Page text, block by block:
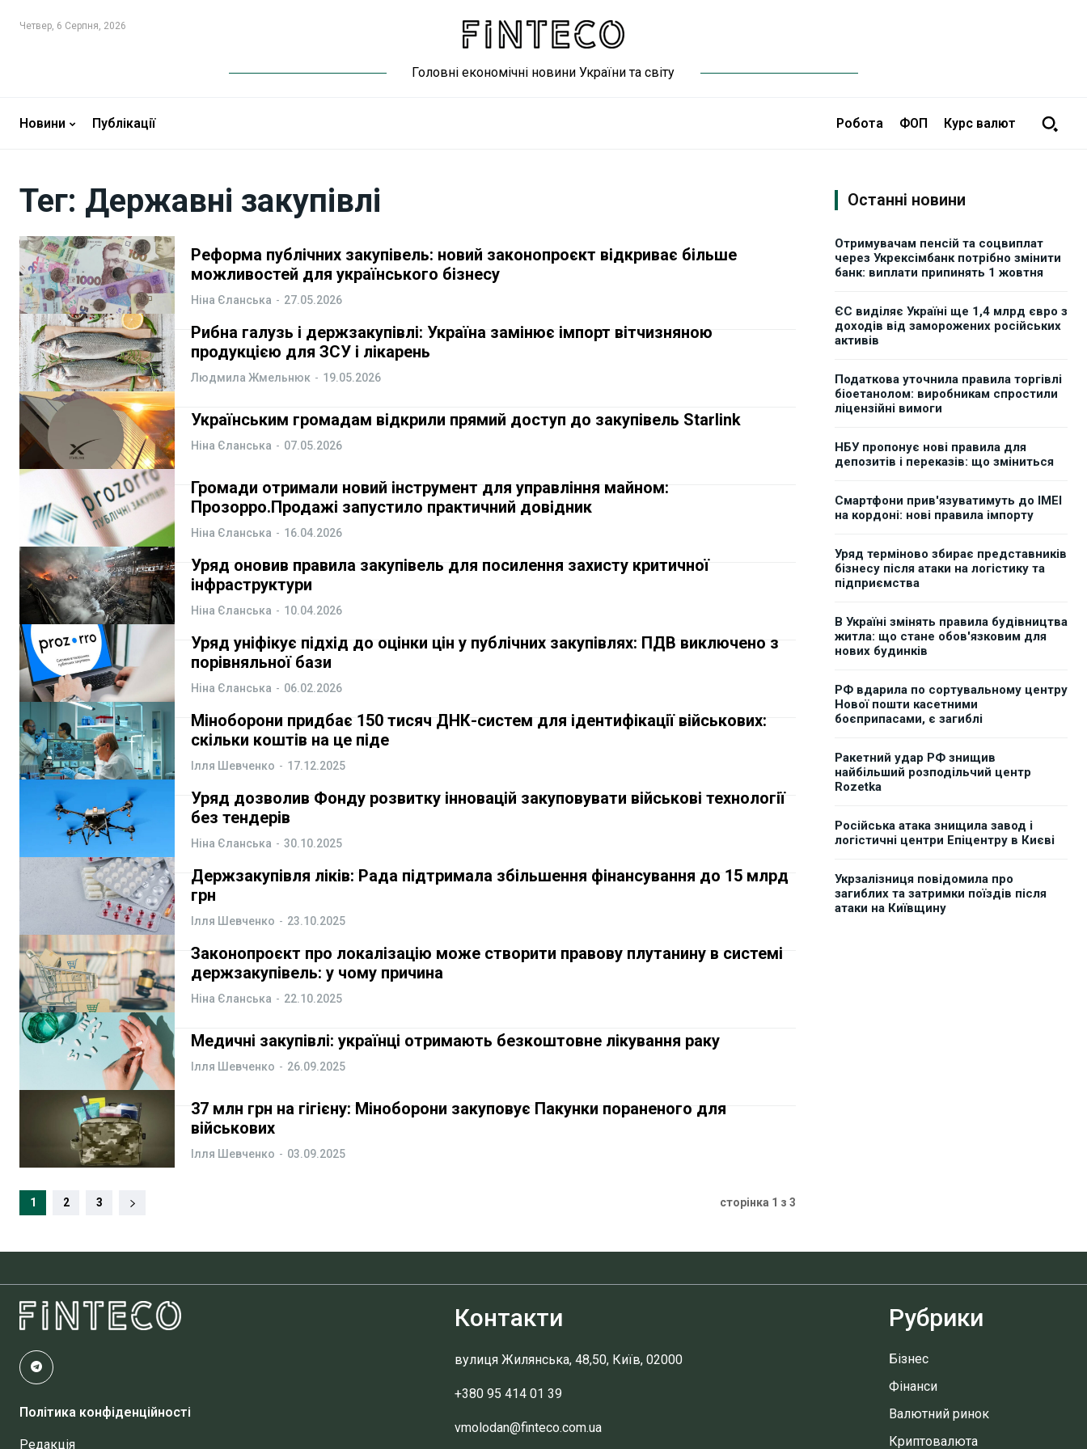
Бізнес
Валютний ринок
Криптовалюта
Робота і освіта
Публікації
ФОП
Курс валют
Ми в соц. мережах
Бізнес
Валютний ринок
Криптовалюта
Робота і освіта
Публікації
ФОП
Курс валют
Ми в соц. мережах
Четвер, 6 Серпня, 2026
Головні економічні новини України та світу
Новини Публікації Робота ФОП Курс валют
Тег: Державні закупівлі
Реформа публічних закупівель: новий законопроєкт відкриває більше
можливостей для українського бізнесу
Ніна Єланська - 27.05.2026
Рибна галузь і держзакупівлі: Україна замінює імпорт вітчизняною
продукцією для ЗСУ і лікарень
Людмила Жмельнюк - 19.05.2026
Українським громадам відкрили прямий доступ до закупівель Starlink
Ніна Єланська - 07.05.2026
Громади отримали новий інструмент для управління майном:
Прозорро.Продажі запустило практичний довідник
Ніна Єланська - 16.04.2026
Уряд оновив правила закупівель для посилення захисту критичної
інфраструктури
Ніна Єланська - 10.04.2026
Уряд уніфікує підхід до оцінки цін у публічних закупівлях: ПДВ виключено з
порівняльної бази
Ніна Єланська - 06.02.2026
Міноборони придбає 150 тисяч ДНК-систем для ідентифікації військових:
скільки коштів на це піде
Ілля Шевченко - 17.12.2025
Уряд дозволив Фонду розвитку інновацій закуповувати військові технології
без тендерів
Ніна Єланська - 30.10.2025
Держзакупівля ліків: Рада підтримала збільшення фінансування до 15 млрд
грн
Ілля Шевченко - 23.10.2025
Законопроєкт про локалізацію може створити правову плутанину в системі
держзакупівель: у чому причина
Ніна Єланська - 22.10.2025
Медичні закупівлі: українці отримають безкоштовне лікування раку
Ілля Шевченко - 26.09.2025
37 млн грн на гігієну: Міноборони закуповує Пакунки пораненого для
військових
Ілля Шевченко - 03.09.2025
1 2 3 сторінка 1 з 3
Останні новини
Отримувачам пенсій та соцвиплат
через Укрексімбанк потрібно змінити
банк: виплати припинять 1 жовтня
ЄС виділяє Україні ще 1,4 млрд євро з
доходів від заморожених російських
активів
Податкова уточнила правила торгівлі
біоетанолом: виробникам спростили
ліцензійні вимоги
НБУ пропонує нові правила для
депозитів і переказів: що зміниться
Смартфони прив'язуватимуть до IMEI
на кордоні: нові правила імпорту
Уряд терміново збирає представників
бізнесу після атаки на логістику та
підприємства
В Україні змінять правила будівництва
житла: що стане обов'язковим для
нових будинків
РФ вдарила по сортувальному центру
Нової пошти касетними
боєприпасами, є загиблі
Ракетний удар РФ знищив
найбільший розподільчий центр
Rozetka
Російська атака знищила завод і
логістичні центри Епіцентру в Києві
Укрзалізниця повідомила про
загиблих та затримки поїздів після
атаки на Київщину
Політика конфіденційності
Редакція
Контакти
вулиця Жилянська, 48,50, Київ, 02000
+380 95 414 01 39
vmolodan@finteco.com.ua
Рубрики
Бізнес
Фінанси
Валютний ринок
Криптовалюта